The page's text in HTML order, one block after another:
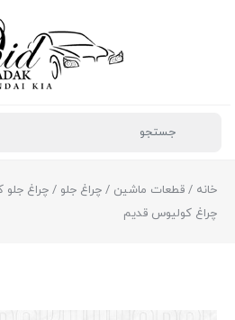
خانه / قطعات ماشین / چراغ جلو
چراغ کولیوس قدیم